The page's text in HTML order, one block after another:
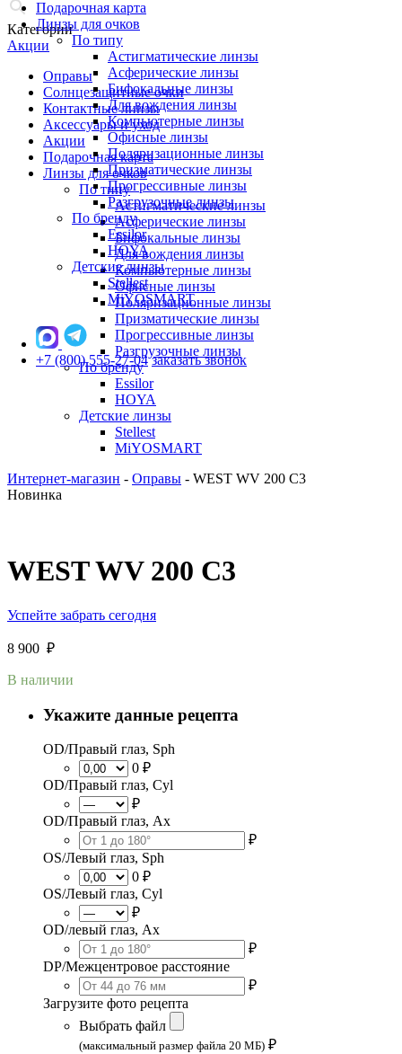
Категории
Акции
Оправы
Солнцезащитные очки
Контактные линзы
Аксессуары и уход
Акции
Подарочная карта
Линзы для очков
По типу
Астигматические линзы
Асферические линзы
Бифокальные линзы
Для вождения линзы
Компьютерные линзы
Офисные линзы
Поляризационные линзы
Призматические линзы
Прогрессивные линзы
Разгрузочные линзы
По бренду
Essilor
HOYA
Детские линзы
Stellest
MiYOSMART
Подарочная карта
Линзы для очков
По типу
Астигматические линзы
Асферические линзы
Бифокальные линзы
Для вождения линзы
Компьютерные линзы
Офисные линзы
Поляризационные линзы
Призматические линзы
Прогрессивные линзы
Разгрузочные линзы
По бренду
Essilor
HOYA
Детские линзы
Stellest
MiYOSMART
+7 (800) 555-27-04 заказать звонок
Интернет-магазин - Оправы - WEST WV 200 C3
Новинка
WEST WV 200 C3
Успейте забрать сегодня
8 900 ₽
В наличии
Укажите данные рецепта
OD/Правый глаз, Sph
0 ₽
OD/Правый глаз, Cyl
₽
OD/Правый глаз, Ax
₽
OS/Левый глаз, Sph
0 ₽
OS/Левый глаз, Cyl
₽
OD/левый глаз, Ax
₽
DP/Межцентровое расстояние
₽
Загрузите фото рецепта
Выбрать файл
(максимальный размер файла 20 МБ) ₽